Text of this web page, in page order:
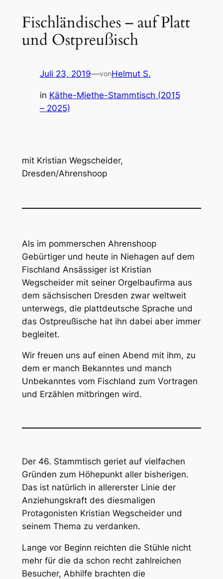
Fischländisches – auf Platt
und Ostpreußisch
Juli 23, 2019—vonHelmut S.
in Käthe-Miethe-Stammtisch (2015
– 2025)
mit Kristian Wegscheider,
Dresden/Ahrenshoop
Als im pommerschen Ahrenshoop
Gebürtiger und heute in Niehagen auf dem
Fischland Ansässiger ist Kristian
Wegscheider mit seiner Orgelbaufirma aus
dem sächsischen Dresden zwar weltweit
unterwegs, die plattdeutsche Sprache und
das Ostpreußische hat ihn dabei aber immer
begleitet.
Wir freuen uns auf einen Abend mit ihm, zu
dem er manch Bekanntes und manch
Unbekanntes vom Fischland zum Vortragen
und Erzählen mitbringen wird.
Der 46. Stammtisch geriet auf vielfachen
Gründen zum Höhepunkt aller bisherigen.
Das ist natürlich in allererster Linie der
Anziehungskraft des diesmaligen
Protagonisten Kristian Wegscheider und
seinem Thema zu verdanken.
Lange vor Beginn reichten die Stühle nicht
mehr für die da schon recht zahlreichen
Besucher, Abhilfe brachten die